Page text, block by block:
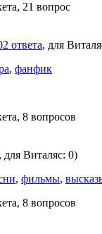
21 вопрос
ответа, для
, фанфик
8 вопросов
, для Виталяс: 0)
, фильмы,
8 вопросов